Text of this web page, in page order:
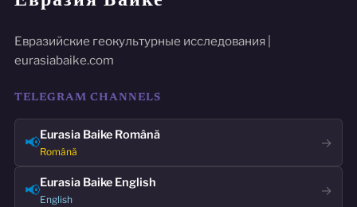
Евразийские геокультурные исследования |
eurasiabaike.com
TELEGRAM CHANNELS
📢Eurasia Baike Română
Română
→
📢Eurasia Baike English
English
→